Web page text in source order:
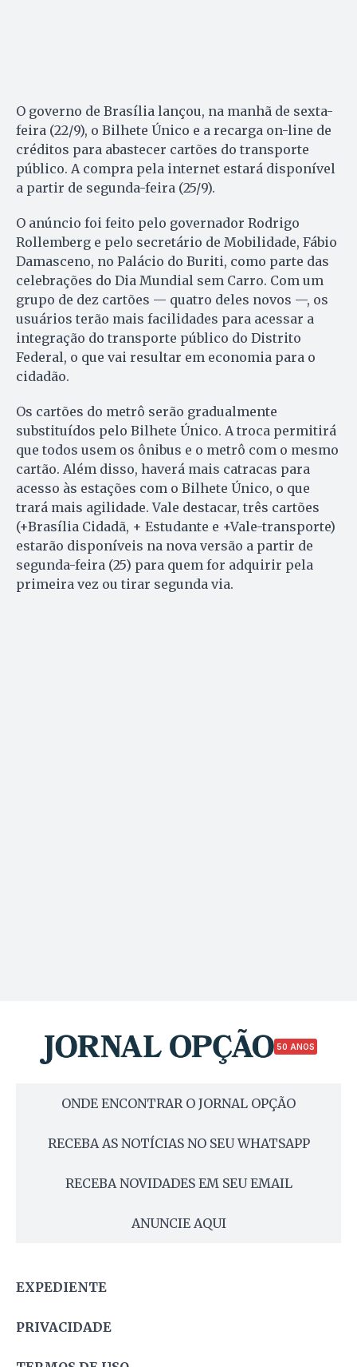
O governo de Brasília lançou, na manhã de sexta-
feira (22/9), o Bilhete Único e a recarga on-line de
créditos para abastecer cartões do transporte
público. A compra pela internet estará disponível
a partir de segunda-feira (25/9).
O anúncio foi feito pelo governador Rodrigo
Rollemberg e pelo secretário de Mobilidade, Fábio
Damasceno, no Palácio do Buriti, como parte das
celebrações do Dia Mundial sem Carro. Com um
grupo de dez cartões — quatro deles novos —, os
usuários terão mais facilidades para acessar a
integração do transporte público do Distrito
Federal, o que vai resultar em economia para o
cidadão.
Os cartões do metrô serão gradualmente
substituídos pelo Bilhete Único. A troca permitirá
que todos usem os ônibus e o metrô com o mesmo
cartão. Além disso, haverá mais catracas para
acesso às estações com o Bilhete Único, o que
trará mais agilidade. Vale destacar, três cartões
(+Brasília Cidadã, + Estudante e +Vale-transporte)
estarão disponíveis na nova versão a partir de
segunda-feira (25) para quem for adquirir pela
primeira vez ou tirar segunda via.
50 ANOS
ONDE ENCONTRAR O JORNAL OPÇÃO
RECEBA AS NOTÍCIAS NO SEU WHATSAPP
RECEBA NOVIDADES EM SEU EMAIL
ANUNCIE AQUI
EXPEDIENTE
PRIVACIDADE